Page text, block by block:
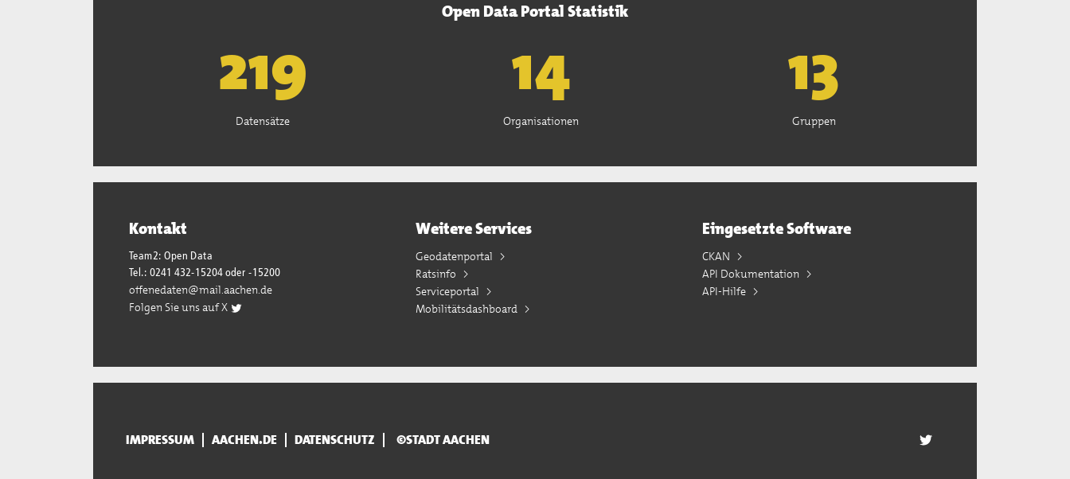
Open Data Portal Statistik
222
Datensätze
15
Organisationen
13
Gruppen
Kontakt
Team2: Open Data
Tel.: 0241 432-15204 oder -15200
offenedaten@mail.aachen.de
Folgen Sie uns auf X
Weitere Services
Geodatenportal
Ratsinfo
Serviceportal
Mobilitätsdashboard
Eingesetzte Software
CKAN
API Dokumentation
API-Hilfe
IMPRESSUM AACHEN.DE DATENSCHUTZ ©STADT AACHEN